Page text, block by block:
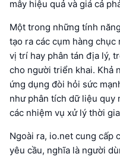
mây hiệu quả và giá cả
Một trong những tính
tạo ra các cụm hàng
vị trí hay phân tán địa lý,
cho người triển khai. Khả
ứng dụng đòi hỏi sức
như phân tích dữ liệu quy
các nhiệm vụ xử lý thời
Ngoài ra, io.net cung cấp
yêu cầu, nghĩa là người